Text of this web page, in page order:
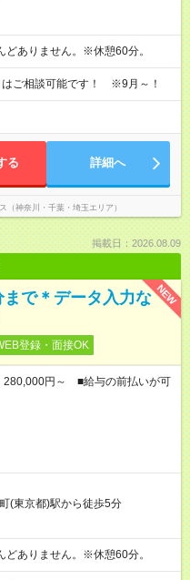
ありません。※休憩60分。
ご相談可能です！ ※9月～！
る 詳細へ
（神奈川・千葉・埼玉エリア）
掲載日：2026.08.09
NEW
で＊データ入力な
登録・面接OK
円～ ■給与の前払いが可
(東京都)駅から徒歩5分
ありません。※休憩60分。